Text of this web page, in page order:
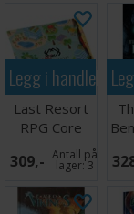
Legg i
Last Resort
RPG Core
Book
309,- Antall på
lager:3